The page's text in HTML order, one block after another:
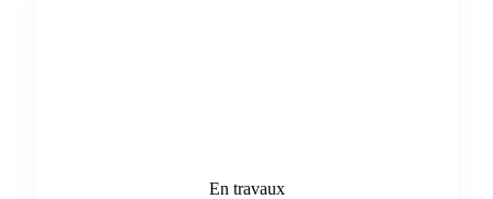
En travaux